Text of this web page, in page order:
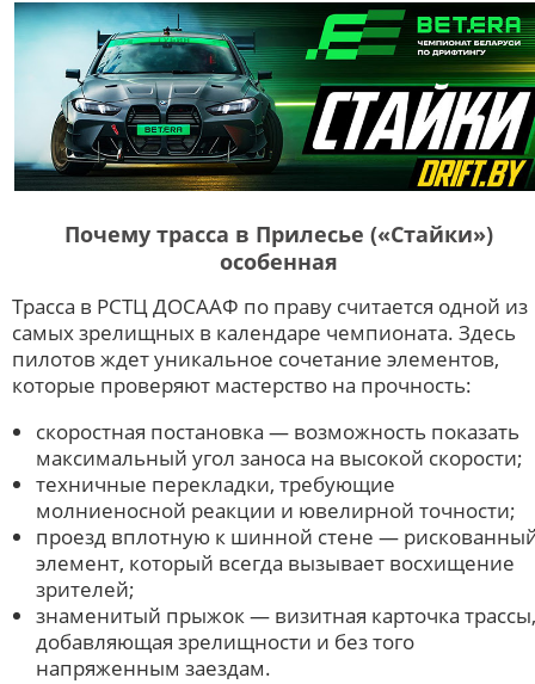
Почему трасса в Прилесье («Стайки»)
особенная
Трасса в РСТЦ ДОСААФ по праву считается одной из
самых зрелищных в календаре чемпионата. Здесь
пилотов ждет уникальное сочетание элементов,
которые проверяют мастерство на прочность:
скоростная постановка — возможность показать
максимальный угол заноса на высокой скорости;
техничные перекладки, требующие
молниеносной реакции и ювелирной точности;
проезд вплотную к шинной стене —
элемент, который всегда вызывает восхищение
зрителей;
знаменитый прыжок — визитная карточка трассы,
добавляющая зрелищности и без того
напряженным заездам.